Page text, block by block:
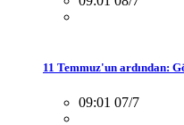
11 Temmuz'un ardından:
09:01 07/7